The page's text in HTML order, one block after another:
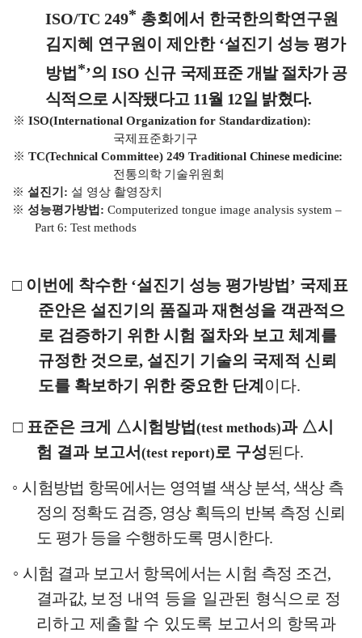
ISO/TC 249* 총회에서 한국한의학연구원
김지혜 연구원이 제안한 ‘설진기 성능 평가
방법 *’의 ISO 신규 국제표준 개발 절차가 공
식적으로 시작됐다고 11월 12일 밝혔다.
※ ISO(International Organization for Standardization):
국제표준화기구
※ TC(Technical Committee) 249 Traditional Chinese medicine:
전통의학 기술위원회
※설진기 : 설 영상 촬영장치
※성능평가방법 :Computerized tongue image analysis system–
Part 6: Test methods
□ 이번에 착수한 ‘설진기 성능 평가방법 ’ 국제표
준안은 설진기의 품질과 재현성을 객관적으
로 검증하기 위한 시험 절차와 보고 체계를
규정한 것으로, 설진기 기술의 국제적 신뢰
도를 확보하기 위한 중요한 단계 이다.
□ 표준은 크게 △시험방법 (test methods)과 △시
험 결과 보고서 (test report)로 구성된다.
◦ 시험방법 항목에서는 영역별 색상 분석, 색상 측
정의 정확도 검증, 영상 획득의 반복 측정 신뢰
도 평가 등을 수행하도록 명시한다.
◦ 시험 결과 보고서 항목에서는 시험 측정 조건,
결과값, 보정 내역 등을 일관된 형식으로 정
리하고 제출할 수 있도록 보고서의 항목과